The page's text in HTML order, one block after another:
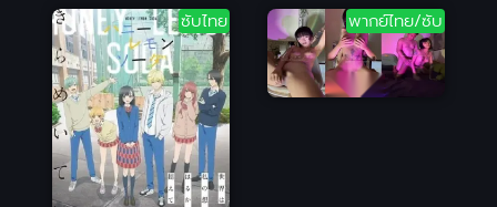
ซับไทย พากย์ไทย/ซับ